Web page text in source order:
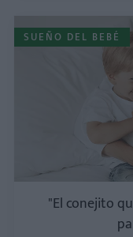
SUEÑO DEL BEBÉ
"El conejito